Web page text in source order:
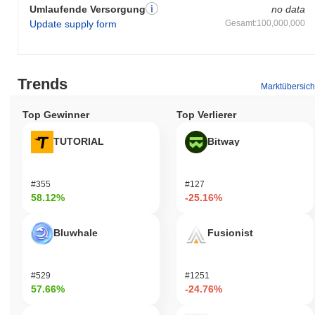
Umlaufende Versorgung
Update supply form
no data
Gesamt:100,000,000
Trends
Top Gewinner
TUTORIAL
#355
58.12%
Bluwhale
#529
57.66%
Top Verlierer
Bitway
#127
-25.16%
Fusionist
#1251
-24.76%